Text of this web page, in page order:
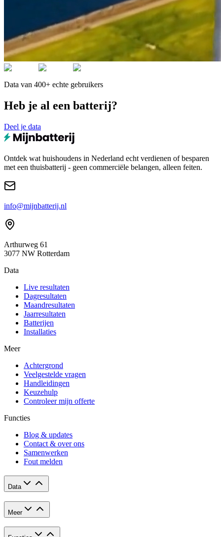
Data van 400+ echte gebruikers
Heb je al een batterij?
Deel je data
Ontdek wat huishoudens in Nederland echt verdienen of besparen
met een thuisbatterij - geen commerciële belangen, alleen feiten.
info@mijnbatterij.nl
Arthurweg 61
3077 NW Rotterdam
Data
Live resultaten
Dagresultaten
Maandresultaten
Jaarresultaten
Batterijen
Installaties
Meer
Achtergrond
Veelgestelde vragen
Handleidingen
Keuzehulp
Controleer mijn offerte
Functies
Blog & updates
Contact & over ons
Samenwerken
Fout melden
Data
Meer